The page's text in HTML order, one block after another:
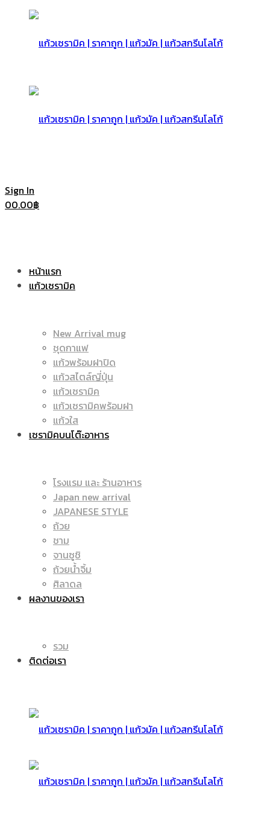
|
แก้ว
แก้ว
สกรีน
ราคา
แก้ว
|
แก้ว
Sign In
00.00฿
หน้าแรก
แก้วเซรามิค
New Arrival mug
ชุดกาแฟ
แก้วพร้อมฝาปิด
แก้วสไตล์ญี่ปุ่น
แก้วเซรามิค
แก้วเซรามิคพร้อมฝา
แก้วใส
เซรามิคบนโต๊ะอาหาร
โรงแรม และ ร้านอาหาร
Japan new arrival
JAPANESE STYLE
ถ้วย
ชาม
จานซูชิ
ถ้วยน้ำจิ้ม
ศิลาดล
ผลงานของเรา
รวม
ติดต่อเรา